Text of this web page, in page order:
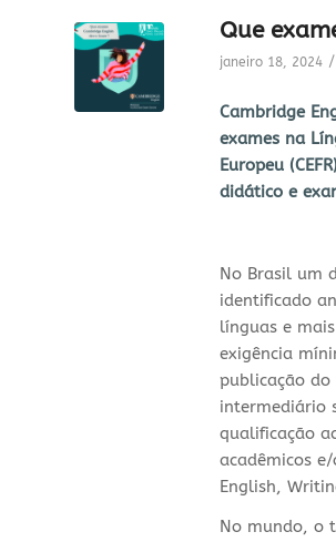
Que
janeiro 18, 2024 /
Cambridge
exames na
Europeu (CEFR
didático e
No Brasil um
identificado
línguas e
exigência
publicação do
intermediário
qualificação
acadêmicos
English,
No mundo, o